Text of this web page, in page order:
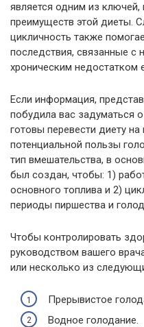
является одним из
преимуществ этой диеты.
цикличность также
последствия, связанные с
хроническим недостатком
Если информация,
побудила вас задуматься
готовы перевести диету
потенциальной пользы
тип вмешательства, в
был создан, чтобы: 1)
основного топлива и 2)
периоды пиршества и
Чтобы контролировать
руководством вашего
или несколько из
Прерывистое
Водное голодание.